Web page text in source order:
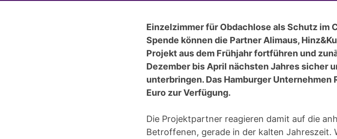
Einzelzimmer für Obdachlose als Schutz im
Spende können die Partner Alimaus,
Projekt aus dem Frühjahr fortführen und
Dezember bis April nächsten Jahres sicher
unterbringen. Das Hamburger
Euro zur Verfügung.
Die Projektpartner reagieren damit auf die
Betroffenen, gerade in der kalten Jahreszeit.